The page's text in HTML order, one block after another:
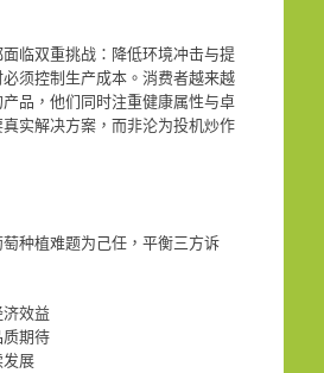
临双重挑战：降低环境冲击与提
须控制生产成本。消费者越来越
品，他们同时注重健康属性与卓
实解决方案，而非沦为投机炒作
种植难题为己任，平衡三方诉
效益
期待
展